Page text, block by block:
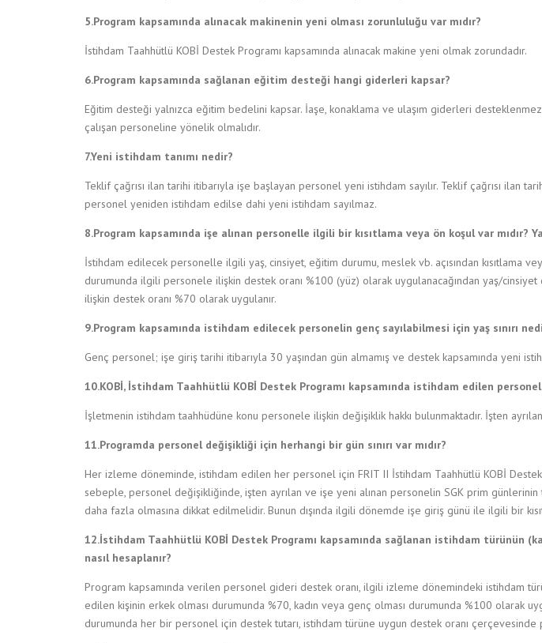
5.Program kapsamında alınacak makinenin yeni olması zorunluluğu var mıdır?
İstihdam Taahhütlü KOBİ Destek Programı kapsamında alınacak makine yeni olmak zorundadır.
6.Program kapsamında sağlanan eğitim desteği hangi giderleri kapsar?
Eğitim desteği yalnızca eğitim bedelini kapsar. İaşe, konaklama ve ulaşım giderleri
çalışan personeline yönelik olmalıdır.
7.Yeni istihdam tanımı nedir?
Teklif çağrısı ilan tarihi itibarıyla işe başlayan personel yeni istihdam sayılır. Teklif çağrısı ilan
personel yeniden istihdam edilse dahi yeni istihdam sayılmaz.
8.Program kapsamında işe alınan personelle ilgili bir kısıtlama veya ön koşul var mıdır?
İstihdam edilecek personelle ilgili yaş, cinsiyet, eğitim durumu, meslek vb. açısından kısıtlama
durumunda ilgili personele ilişkin destek oranı %100 (yüz) olarak uygulanacağından yaş/
ilişkin destek oranı %70 olarak uygulanır.
9.Program kapsamında istihdam edilecek personelin genç sayılabilmesi için yaş sınırı
Genç personel; işe giriş tarihi itibarıyla 30 yaşından gün almamış ve destek kapsamında yeni
10.KOBİ, İstihdam Taahhütlü KOBİ Destek Programı kapsamında istihdam edilen
İşletmenin istihdam taahhüdüne konu personele ilişkin değişiklik hakkı bulunmaktadır. İşten
11.Programda personel değişikliği için herhangi bir gün sınırı var mıdır?
Her izleme döneminde, istihdam edilen her personel için FRIT II İstihdam Taahhütlü KOBİ
sebeple, personel değişikliğinde, işten ayrılan ve işe yeni alınan personelin SGK prim
daha fazla olmasına dikkat edilmelidir. Bunun dışında ilgili dönemde işe giriş günü ile ilgili bir
12.İstihdam Taahhütlü KOBİ Destek Programı kapsamında sağlanan istihdam türünün
nasıl hesaplanır?
Program kapsamında verilen personel gideri destek oranı, ilgili izleme dönemindeki istihdam
edilen kişinin erkek olması durumunda %70, kadın veya genç olması durumunda %100 olarak
durumunda her bir personel için destek tutarı, istihdam türüne uygun destek oranı çerçevesinde